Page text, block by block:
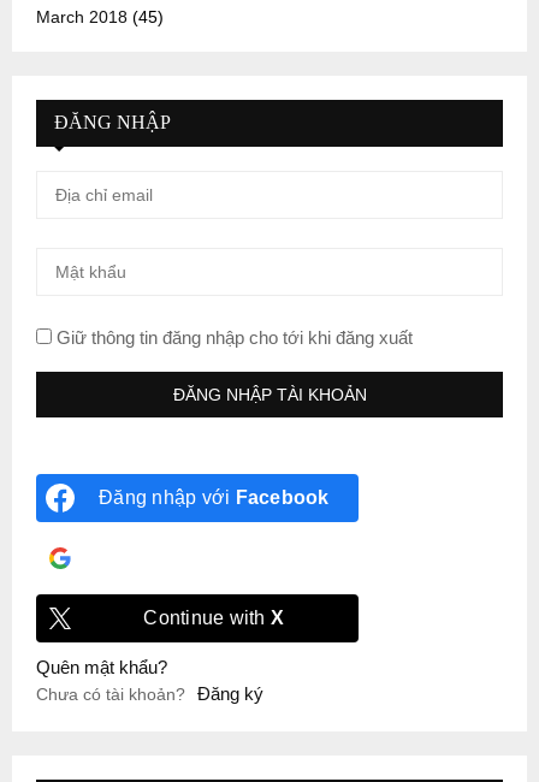
March 2018 (45)
ĐĂNG NHẬP
Giữ thông tin đăng nhập cho tới khi đăng xuất
Đăng nhập với Facebook
Continue with X
Quên mật khẩu?
Chưa có tài khoản? Đăng ký